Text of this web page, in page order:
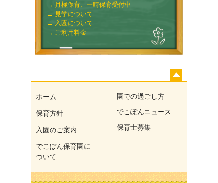
→ 月極保育、一時保育受付中
→ 見学について
→ 入園について
→ ご利用料金
ホーム
保育方針
入園のご案内
でこぽん保育園に
ついて
園での過ごし方
でこぽんニュース
保育士募集